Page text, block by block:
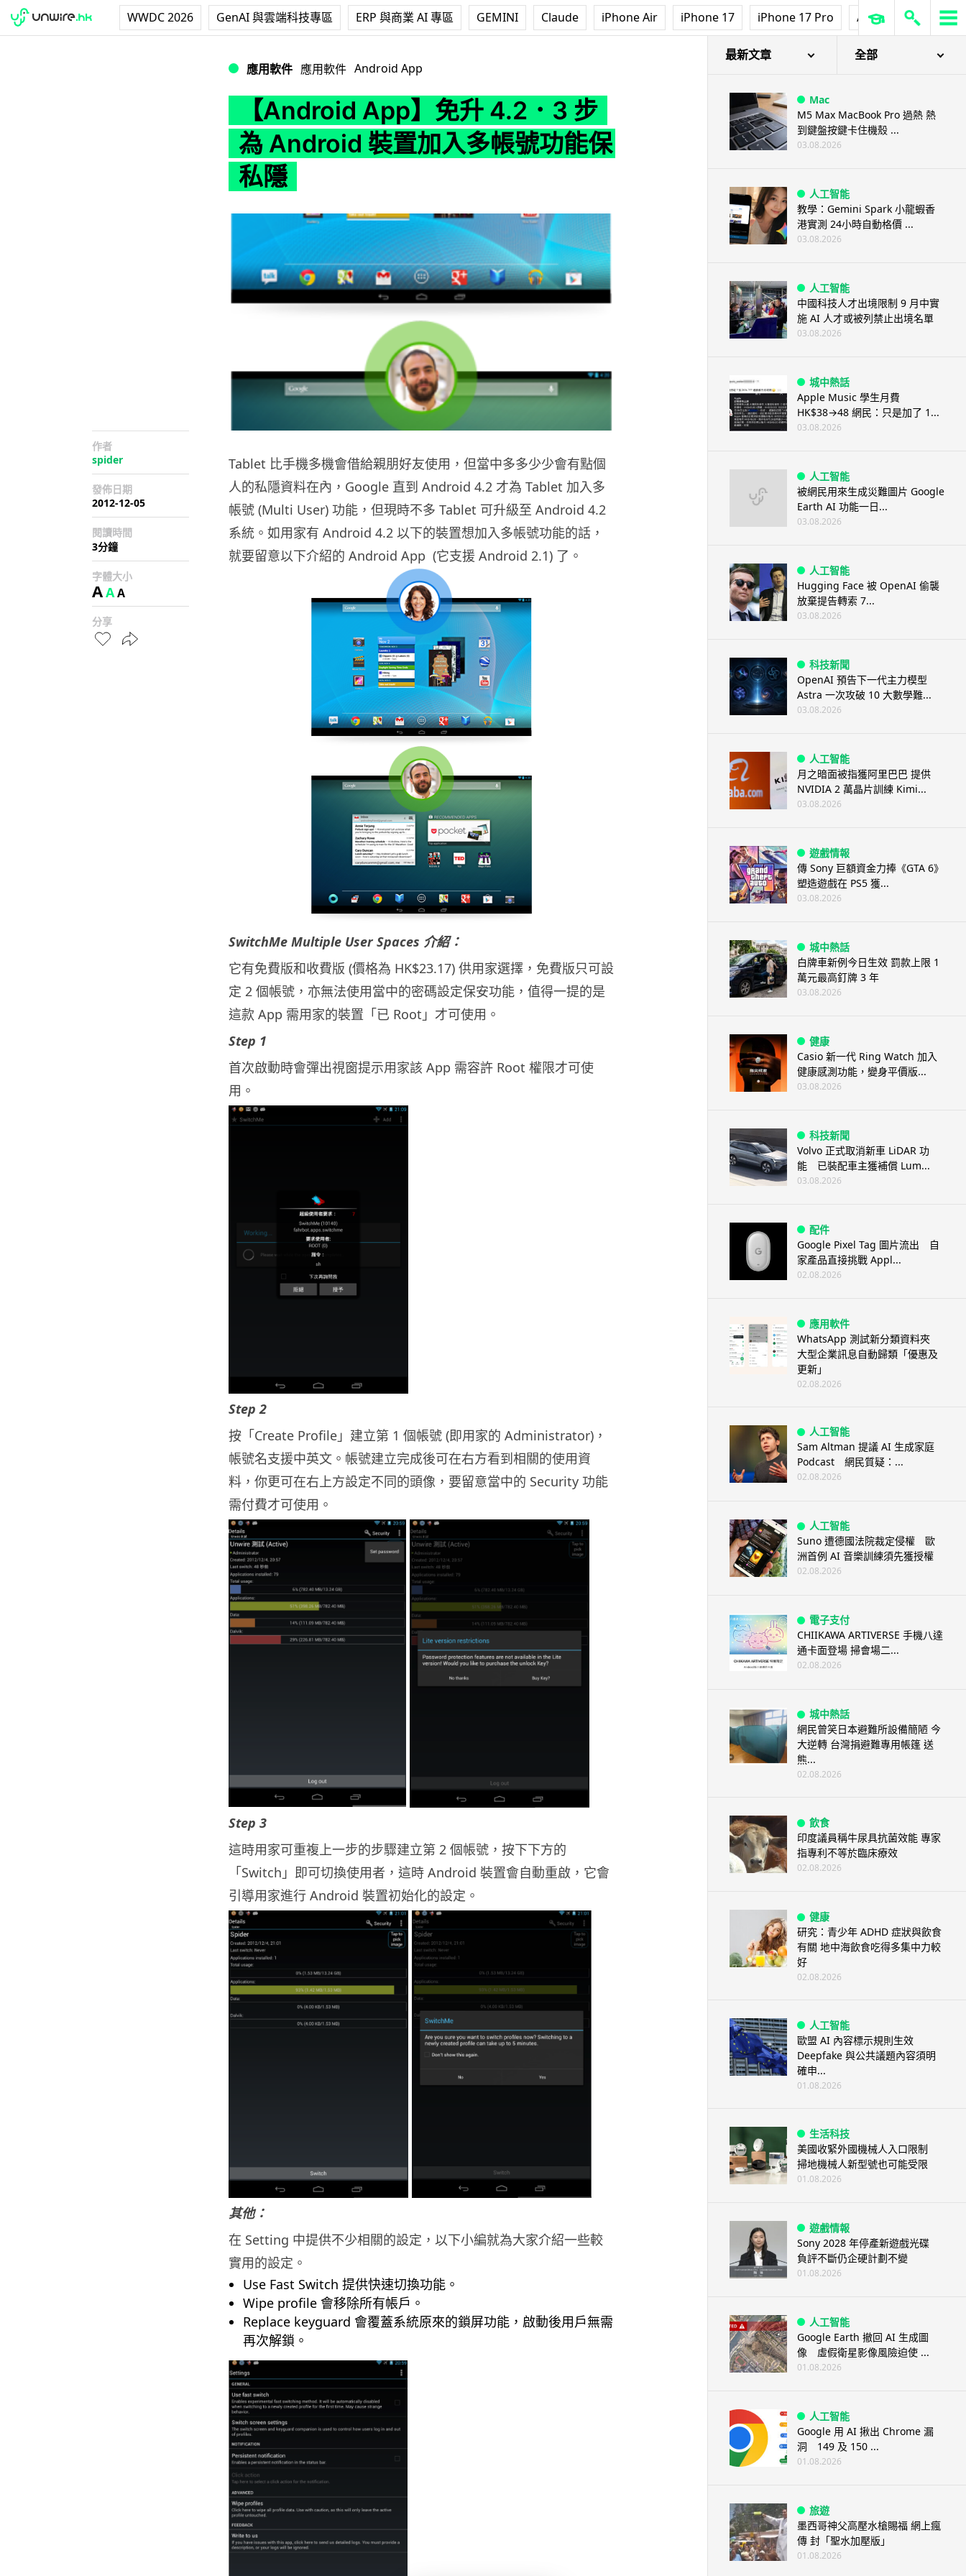
WWDC 2026 GenAI 與雲端科技專區 ERP 與商業 AI 專區 GEMINI Claude iPhone Air iPhone 17 iPhone 17 Pro AirPods Pro 3
應用軟件 應用軟件 Android App
【Android App】免升 4.2．3 步
為 Android 裝置加入多帳號功能保
私隱
作者
spider
發佈日期
2012-12-05
閱讀時間
3分鐘
字體大小
AAA
分享
Tablet 比手機多機會借給親朋好友使用，但當中多多少少會有點個
人的私隱資料在內，Google 直到 Android 4.2 才為 Tablet 加入多
帳號 (Multi User) 功能，但現時不多 Tablet 可升級至 Android 4.2
系統。如用家有 Android 4.2 以下的裝置想加入多帳號功能的話，
就要留意以下介紹的 Android App (它支援 Android 2.1) 了。
SwitchMe Multiple User Spaces 介紹：
它有免費版和收費版 (價格為 HK$23.17) 供用家選擇，免費版只可設
定 2 個帳號，亦無法使用當中的密碼設定保安功能，值得一提的是
這款 App 需用家的裝置「已 Root」才可使用。
Step 1
首次啟動時會彈出視窗提示用家該 App 需容許 Root 權限才可使
用。
Step 2
按「Create Profile」建立第 1 個帳號 (即用家的 Administrator)，
帳號名支援中英文。帳號建立完成後可在右方看到相關的使用資
料，你更可在右上方設定不同的頭像，要留意當中的 Security 功能
需付費才可使用。
Step 3
這時用家可重複上一步的步驟建立第 2 個帳號，按下下方的
「Switch」即可切換使用者，這時 Android 裝置會自動重啟，它會
引導用家進行 Android 裝置初始化的設定。
其他：
在 Setting 中提供不少相關的設定，以下小編就為大家介紹一些較
實用的設定。
Use Fast Switch 提供快速切換功能。
Wipe profile 會移除所有帳戶。
Replace keyguard 會覆蓋系統原來的鎖屏功能，啟動後用戶無需
再次解鎖。
最新文章 全部
Mac
M5 Max MacBook Pro 過熱 熱
到鍵盤按鍵卡住機殼 ...
03.08.2026
人工智能
教學：Gemini Spark 小龍蝦香
港實測 24小時自動格價 ...
03.08.2026
人工智能
中國科技人才出境限制 9 月中實
施 AI 人才或被列禁止出境名單
03.08.2026
城中熱話
Apple Music 學生月費
HK$38→48 網民：只是加了 1...
03.08.2026
人工智能
被網民用來生成災難圖片 Google
Earth AI 功能一日...
03.08.2026
人工智能
Hugging Face 被 OpenAI 偷襲
放棄提告轉索 7...
03.08.2026
科技新聞
OpenAI 預告下一代主力模型
Astra 一次攻破 10 大數學難...
03.08.2026
人工智能
月之暗面被指獲阿里巴巴 提供
NVIDIA 2 萬晶片訓練 Kimi...
03.08.2026
遊戲情報
傳 Sony 巨額資金力捧《GTA 6》
塑造遊戲在 PS5 獲...
03.08.2026
城中熱話
白牌車新例今日生效 罰款上限 1
萬元最高釘牌 3 年
03.08.2026
健康
Casio 新一代 Ring Watch 加入
健康感測功能，變身平價版...
03.08.2026
科技新聞
Volvo 正式取消新車 LiDAR 功
能 已裝配車主獲補償 Lum...
03.08.2026
配件
Google Pixel Tag 圖片流出 自
家產品直接挑戰 Appl...
02.08.2026
應用軟件
WhatsApp 測試新分類資料夾
大型企業訊息自動歸類「優惠及
更新」
02.08.2026
人工智能
Sam Altman 提議 AI 生成家庭
Podcast 網民質疑：...
02.08.2026
人工智能
Suno 遭德國法院裁定侵權 歐
洲首例 AI 音樂訓練須先獲授權
02.08.2026
電子支付
CHIIKAWA ARTIVERSE 手機八達
通卡面登場 掃會場二...
02.08.2026
城中熱話
網民曾笑日本避難所設備簡陋 今
大逆轉 台灣捐避難專用帳篷 送
熊...
02.08.2026
飲食
印度議員稱牛尿具抗菌效能 專家
指專利不等於臨床療效
02.08.2026
健康
研究：青少年 ADHD 症狀與飲食
有關 地中海飲食吃得多集中力較
好
02.08.2026
人工智能
歐盟 AI 內容標示規則生效
Deepfake 與公共議題內容須明
確申...
01.08.2026
生活科技
美國收緊外國機械人入口限制
掃地機械人新型號也可能受限
01.08.2026
遊戲情報
Sony 2028 年停產新遊戲光碟
負評不斷仍企硬計劃不變
01.08.2026
人工智能
Google Earth 撤回 AI 生成圖
像 虛假衛星影像風險迫使 ...
01.08.2026
人工智能
Google 用 AI 揪出 Chrome 漏
洞 149 及 150 ...
01.08.2026
旅遊
墨西哥神父高壓水槍賜福 網上瘋
傳 封「聖水加壓版」
01.08.2026